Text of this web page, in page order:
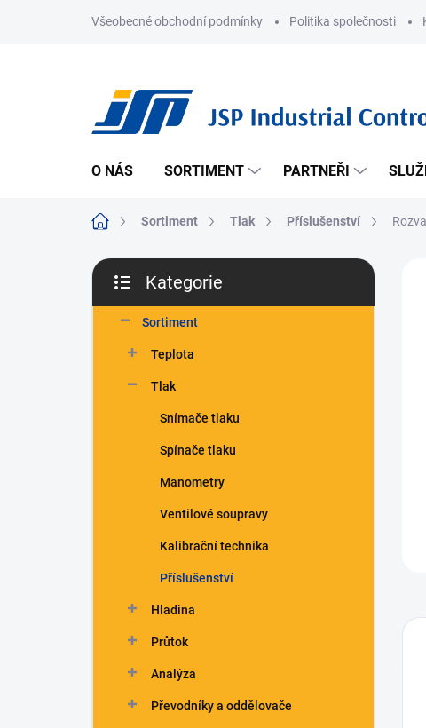
Všeobecné obchodní podmínky Politika společnosti
O NÁS SORTIMENT PARTNEŘI
Domů Sortiment Tlak Příslušenství
P
s
kategorie
Kategorie
Sortiment
Teplota
Tlak
Snímače tlaku
Spínače tlaku
Manometry
Ventilové soupravy
Kalibrační technika
Příslušenství
Hladina
Průtok
Analýza
Převodníky a oddělovače